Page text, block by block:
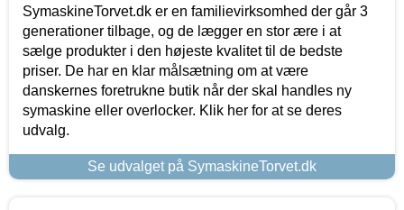
SymaskineTorvet.dk er en familievirksomhed der går 3
generationer tilbage, og de lægger en stor ære i at
sælge produkter i den højeste kvalitet til de bedste
priser. De har en klar målsætning om at være
danskernes foretrukne butik når der skal handles ny
symaskine eller overlocker. Klik her for at se deres
udvalg.
Se udvalget på SymaskineTorvet.dk